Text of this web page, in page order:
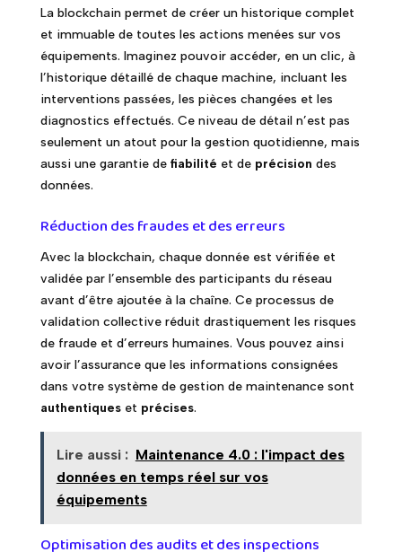
La blockchain permet de créer un historique complet
et immuable de toutes les actions menées sur vos
équipements. Imaginez pouvoir accéder, en un clic, à
l’historique détaillé de chaque machine, incluant les
interventions passées, les pièces changées et les
diagnostics effectués. Ce niveau de détail n’est pas
seulement un atout pour la gestion quotidienne, mais
aussi une garantie de fiabilité et de précision des
données.
Réduction des fraudes et des erreurs
Avec la blockchain, chaque donnée est vérifiée et
validée par l’ensemble des participants du réseau
avant d’être ajoutée à la chaîne. Ce processus de
validation collective réduit drastiquement les risques
de fraude et d’erreurs humaines. Vous pouvez ainsi
avoir l’assurance que les informations consignées
dans votre système de gestion de maintenance sont
authentiqueset précises.
Lire aussi : Maintenance 4.0 : l'impact des
données en temps réel sur vos
équipements